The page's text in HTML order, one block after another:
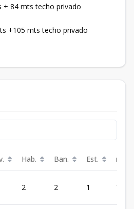
+ 84 mts techo privado
+105 mts techo privado
Hab. Ban. Est. m²
2 2 1 73